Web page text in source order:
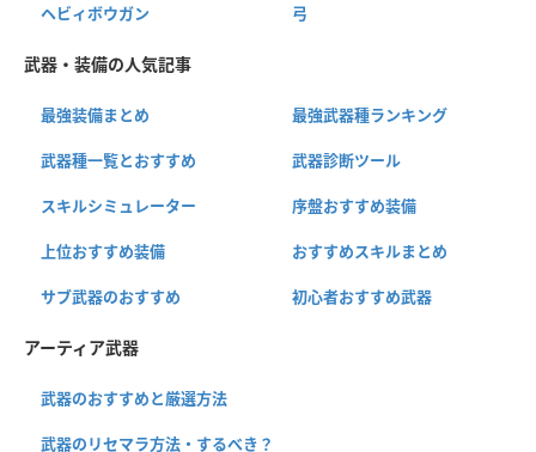
ヘビィボウガン 弓
武器・装備の人気記事
最強装備まとめ 最強武器種ランキング
武器種一覧とおすすめ 武器診断ツール
スキルシミュレーター 序盤おすすめ装備
上位おすすめ装備 おすすめスキルまとめ
サブ武器のおすすめ 初心者おすすめ武器
アーティア武器
武器のおすすめと厳選方法
武器のリセマラ方法・するべき？